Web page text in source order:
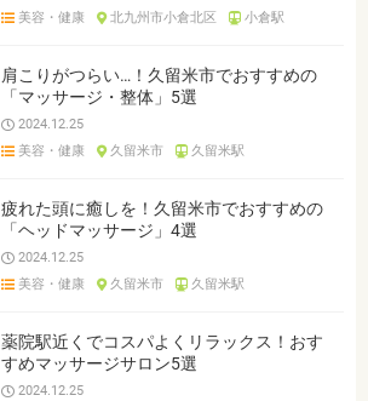
美容・健康
北九州市小倉北区 小倉駅
肩こりがつらい…！久留米市でおすすめの
「マッサージ・整体」5選
2024.12.25
美容・健康
久留米市 久留米駅
疲れた頭に癒しを！久留米市でおすすめの
「ヘッドマッサージ」4選
2024.12.25
美容・健康
久留米市 久留米駅
薬院駅近くでコスパよくリラックス！おす
すめマッサージサロン5選
2024.12.25